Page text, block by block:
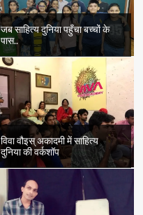
जब साहित्य दुनिया पहुँचा बच्चों के
पास..
विवा वौइस् अकादमी में साहित्य
दुनिया की वर्कशॉप